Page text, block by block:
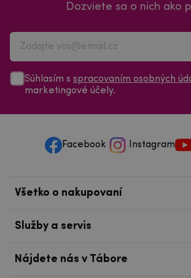
Dozviete sa o nich ako
Súhlasím s spracovaním osobných
marketingové účely.
Facebook Instagram
Všetko o nakupovaní
Služby a servis
Nájdete nás v Tábore